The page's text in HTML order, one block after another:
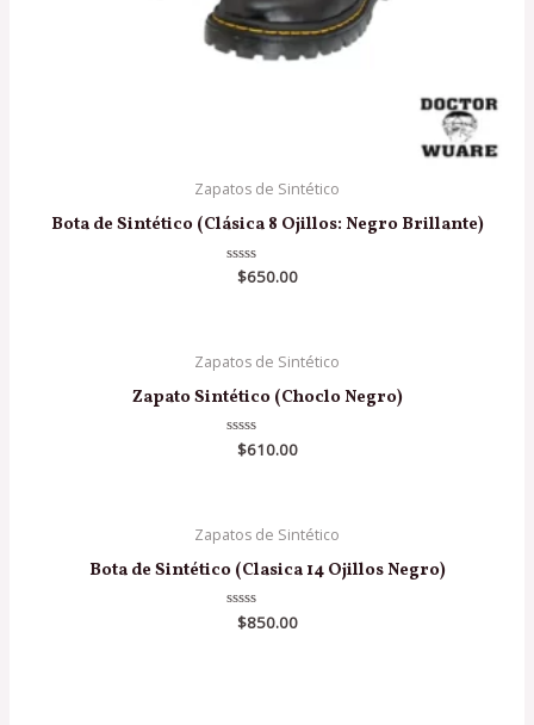
Zapatos de Sintético
Bota de Sintético (Clásica 8 Ojillos: Negro Brillante)
Valorado
en
$650.00
Zapatos de Sintético
Zapato Sintético (Choclo Negro)
Valorado
en
$610.00
Zapatos de Sintético
Bota de Sintético (Clasica 14 Ojillos Negro)
Valorado
en
$850.00